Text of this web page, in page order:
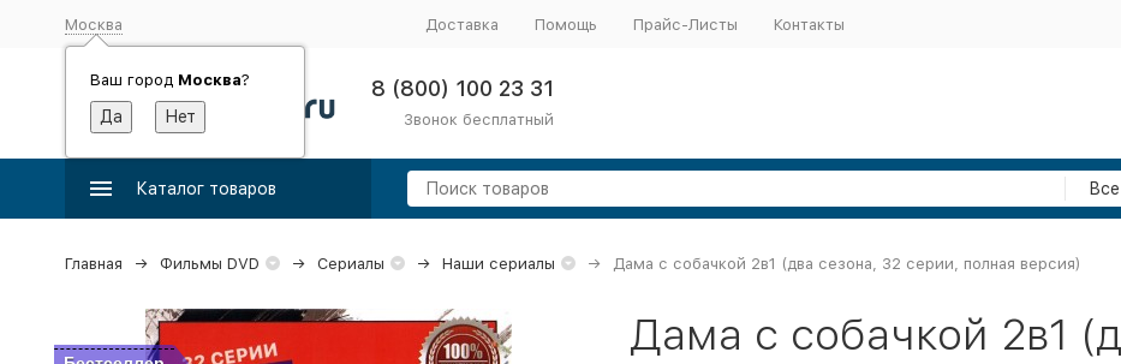
Москва
Ваш город Москва?
Доставка Помощь Прайс-Листы Контакты
8 (800) 100 23 31
Звонок бесплатный
Каталог товаров
Главная Фильмы DVD Сериалы Наши сериалы Дама с собачкой 2в1 (два сезона, 32 серии, полная версия)
Дама с собачкой 2в1